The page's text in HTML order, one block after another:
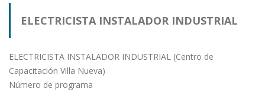
ELECTRICISTA INSTALADOR INDUSTRIAL
(Centro de Capacitación Villa Nueva)
ELECTRICISTA INSTALADOR INDUSTRIAL (Centro de
Capacitación Villa Nueva)
Número de programa